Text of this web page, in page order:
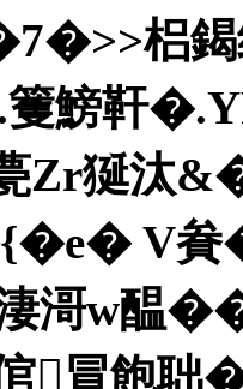
梠
鰟靬
狿汰
�e� V
滒w醖�
冐飽聉